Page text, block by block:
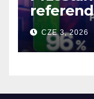
CZE 3, 2026